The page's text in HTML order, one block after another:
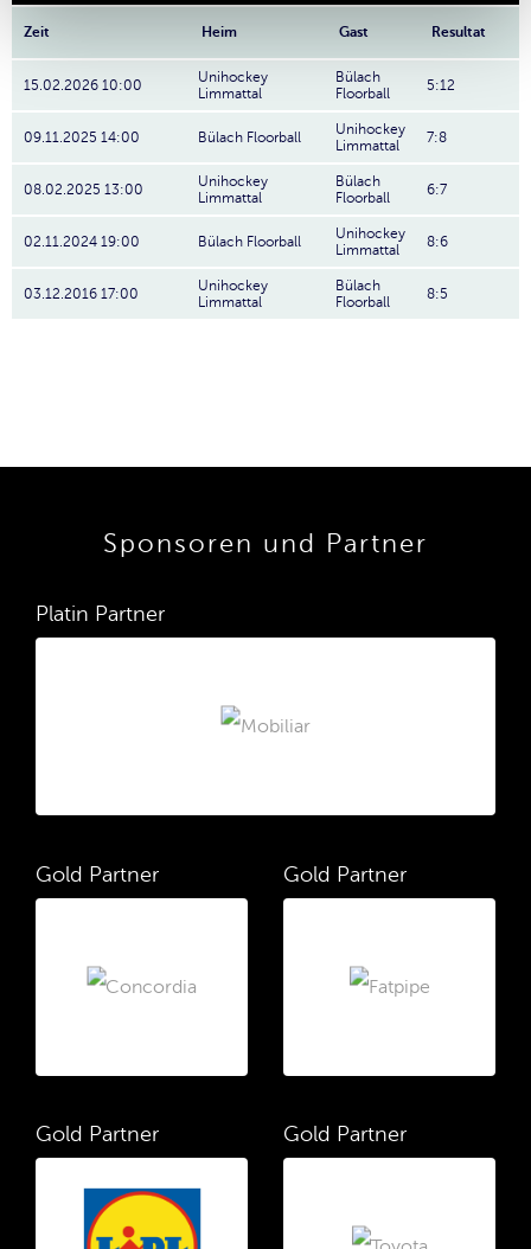
Zeit Heim Gast Resultat
15.02.2026 10:00
Unihockey
Limmattal
Bülach
Floorball
5:12
09.11.2025 14:00 Bülach Floorball
Unihockey
Limmattal
7:8
08.02.2025 13:00
Unihockey
Limmattal
Bülach
Floorball
6:7
02.11.2024 19:00 Bülach Floorball
Unihockey
Limmattal
8:6
03.12.2016 17:00
Unihockey
Limmattal
Bülach
Floorball
8:5
Sponsoren und Partner
Platin Partner
Gold Partner Gold Partner
Gold Partner Gold Partner